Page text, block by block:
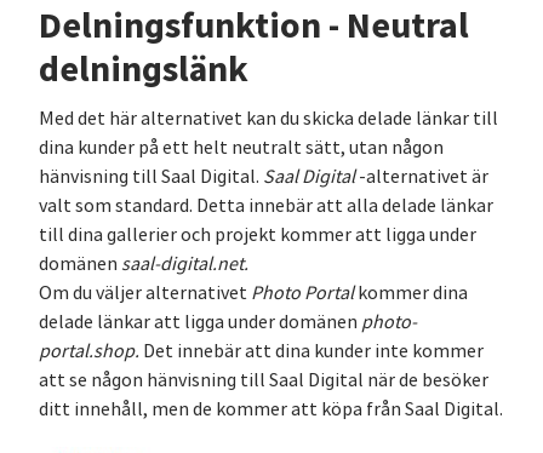
Delningsfunktion - Neutral
delningslänk
Med det här alternativet kan du skicka delade länkar till
dina kunder på ett helt neutralt sätt, utan någon
hänvisning till Saal Digital. Saal Digital-alternativet är
valt som standard. Detta innebär att alla delade länkar
till dina gallerier och projekt kommer att ligga under
domänen saal-digital.net.
Om du väljer alternativet Photo Portalkommer dina
delade länkar att ligga under domänen photo-
portal.shop. Det innebär att dina kunder inte kommer
att se någon hänvisning till Saal Digital när de besöker
ditt innehåll, men de kommer att köpa från Saal Digital.